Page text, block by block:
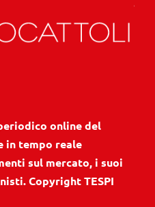
online del
in tempo reale
sul mercato, i suoi
Copyright TESPI